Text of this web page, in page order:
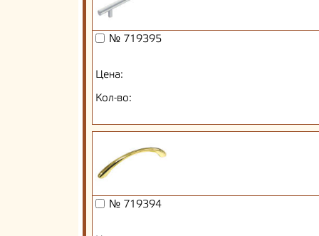
№ 719395
Цена:
Кол-во:
№ 719394